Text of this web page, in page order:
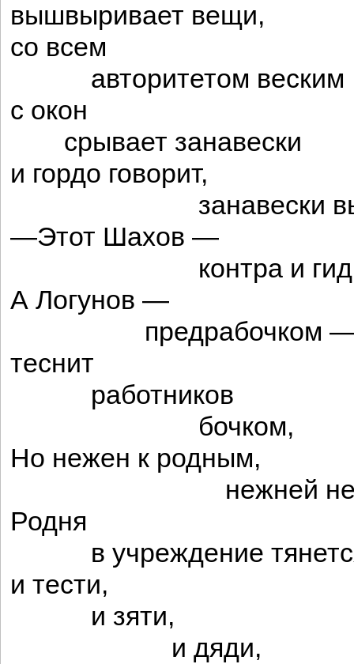
вышвыривает вещи,
со всем
авторитетом веским
с окон
срывает занавески
и гордо говорит,
занавески
—Этот Шахов —
контра и
А Логунов —
предрабочком
теснит
работников
бочком,
Но нежен к родным,
нежней не
Родня
в учреждение
и тести,
и зяти,
и дяди,